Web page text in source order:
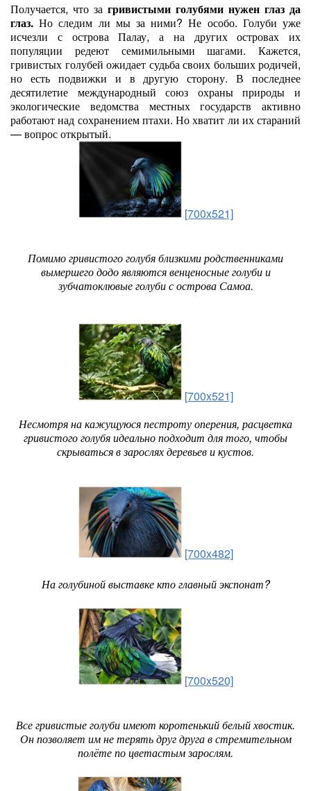
Получается, что за гривистыми голубями нужен глаз да
глаз. Но следим ли мы за ними? Не особо. Голуби уже
исчезли с острова Палау, а на других островах их
популяции редеют семимильными шагами. Кажется,
гривистых голубей ожидает судьба своих больших родичей,
но есть подвижки и в другую сторону. В последнее
десятилетие международный союз охраны природы и
экологические ведомства местных государств активно
работают над сохранением птахи. Но хватит ли их стараний
— вопрос открытый.
[700x521]
Помимо гривистого голубя близкими родственниками
вымершего додо являются венценосные голуби и
зубчатоклювые голуби с острова Самоа.
[700x521]
Несмотря на кажущуюся пестроту оперения, расцветка
гривистого голубя идеально подходит для того, чтобы
скрываться в зарослях деревьев и кустов.
[700x482]
На голубиной выставке кто главный экспонат?
[700x520]
Все гривистые голуби имеют коротенький белый хвостик.
Он позволяет им не терять друг друга в стремительном
полёте по цветастым зарослям.